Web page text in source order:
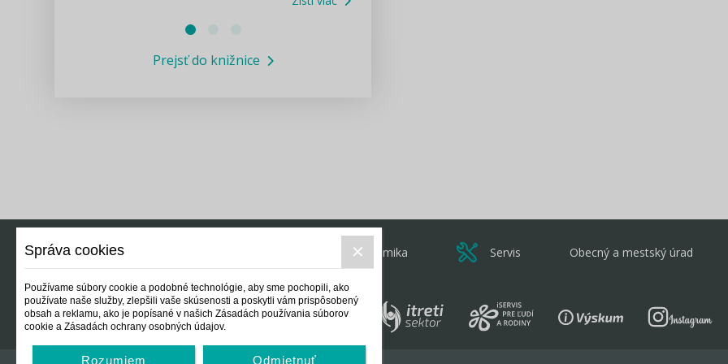
Informácie COVID19
Prejsť do knižnice
Ekonomika Servis Obecný a mestský úrad
Správa cookies
Používame súbory cookie a podobné technológie, aby sme pochopili, ako
používate naše služby, zlepšili vaše skúsenosti a poskytli vám prispôsobený
obsah a reklamu, ako je popísané v našich Zásadách používania súborov
cookie a Zásadách ochrany osobných údajov.
Rozumiem Odmietnuť